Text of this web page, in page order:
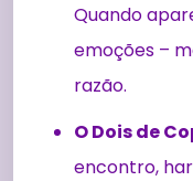
Quando
emoções –
razão.
O Dois de
encontro,